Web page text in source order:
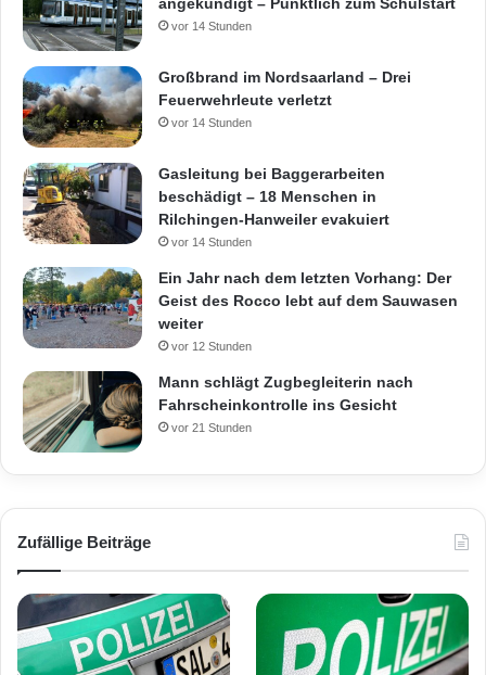
e
n
vor 14 Stunden
Großbrand im Nordsaarland – Drei
Feuerwehrleute verletzt
vor 14 Stunden
Gasleitung bei Baggerarbeiten
beschädigt – 18 Menschen in
Rilchingen-Hanweiler evakuiert
vor 14 Stunden
Ein Jahr nach dem letzten Vorhang: Der
Geist des Rocco lebt auf dem Sauwasen
weiter
vor 12 Stunden
Mann schlägt Zugbegleiterin nach
Fahrscheinkontrolle ins Gesicht
vor 21 Stunden
Zufällige Beiträge